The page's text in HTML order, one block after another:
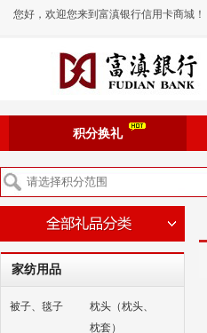
您好，欢迎您来到富滇银行信用卡商城！
积分换礼
家纺用品
被子、毯子
枕头（枕头、
枕套）